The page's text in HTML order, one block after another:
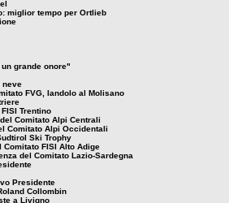
miglior tempo per Ortlieb
grande onore"
neve
FVG, Iandolo al Molisano
Trentino
Comitato Alpi Centrali
Comitato Alpi Occidentali
Ski Trophy
FISI Alto Adige
del Comitato Lazio-Sardegna
Presidente
Collombin
a Livigno